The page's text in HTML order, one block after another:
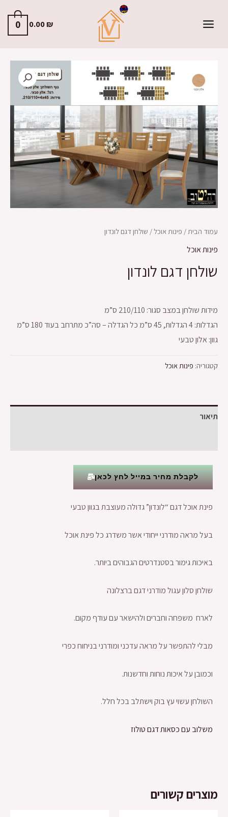
0.00₪
0
עמוד הבית/ פינות אוכל/ שולחן דגם לונדון
פינות אוכל
שולחן דגם לונדון
מידות שולחן במצב סגור: 210/110 ס”מ
הגדלות: 4 הגדלות, 45 ס”מ כל הגדלה – סה”כ מתרחב בעוד 180 ס”מ
גוון: אלון טבעי
קטגוריה: פינות אוכל
תיאור
לקבלת מחיר במייל לחץ לכאן
פינת אוכל דגם “לונדון” גדולה מעוצבת בגוון טבעי
בעל מראה מודרני ייחודי אשר משדרג כל פינת אוכל
באיכות גימור בסטנדרטים הגבוהים ביותר.
שולחן סלון עגול מודרני דגם ברצלונה
לארח משפחה וחברים ולהישאר עם עודף מקום.
מבלי להתפשר על מראה עדכני ומודרני בניחוח כפרי
וכמובן על איכות נוחות וחדשנות.
השולחן עשוי עץ בוק וישתלב בכל חלל.
משלוב עם כסאות דגם טולוז
מוצרים קשורים